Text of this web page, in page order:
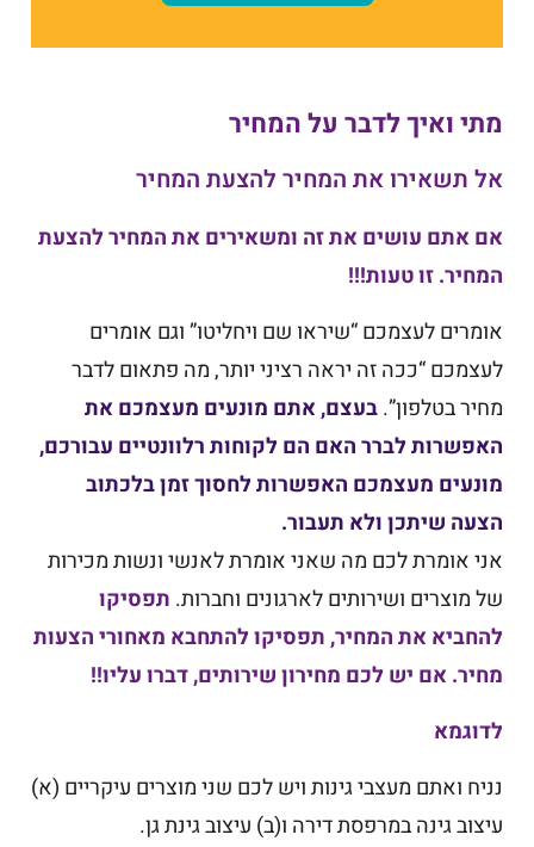
מתי ואיך לדבר על המחיר
אל תשאירו את המחיר להצעת המחיר
אם אתם עושים את זה ומשאירים את המחיר להצעת
המחיר. זו טעות!!!
אומרים לעצמכם “שיראו שם ויחליטו” וגם אומרים
לעצמכם “ככה זה יראה רציני יותר, מה פתאום לדבר
מחיר בטלפון”.בעצם, אתם מונעים מעצמכם את
האפשרות לברר האם הם לקוחות רלוונטיים עבורכם,
מונעים מעצמכם האפשרות לחסוך זמן בלכתוב
הצעה שיתכן ולא תעבור.
אני אומרת לכם מה שאני אומרת לאנשי ונשות מכירות
של מוצרים ושירותים לארגונים וחברות. תפסיקו
להחביא את המחיר, תפסיקו להתחבא מאחורי הצעות
מחיר. אם יש לכם מחירון שירותים, דברו עליו!!
לדוגמא
נניח ואתם מעצבי גינות ויש לכם שני מוצרים עיקריים (א)
עיצוב גינה במרפסת דירה ו(ב) עיצוב גינת גן.